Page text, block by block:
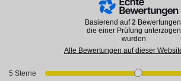
Basierend auf2
die einer Prüfung unterzogen
wurden
Alle Bewertungen auf dieser
5 Sterne